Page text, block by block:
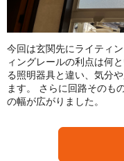
今回は玄関先にライティ
ィングレールの利点は何
る照明器具と違い、気分
ます。 さらに回路そのも
の幅が広がりました。